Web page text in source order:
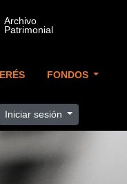
FONDOS
Iniciar sesión